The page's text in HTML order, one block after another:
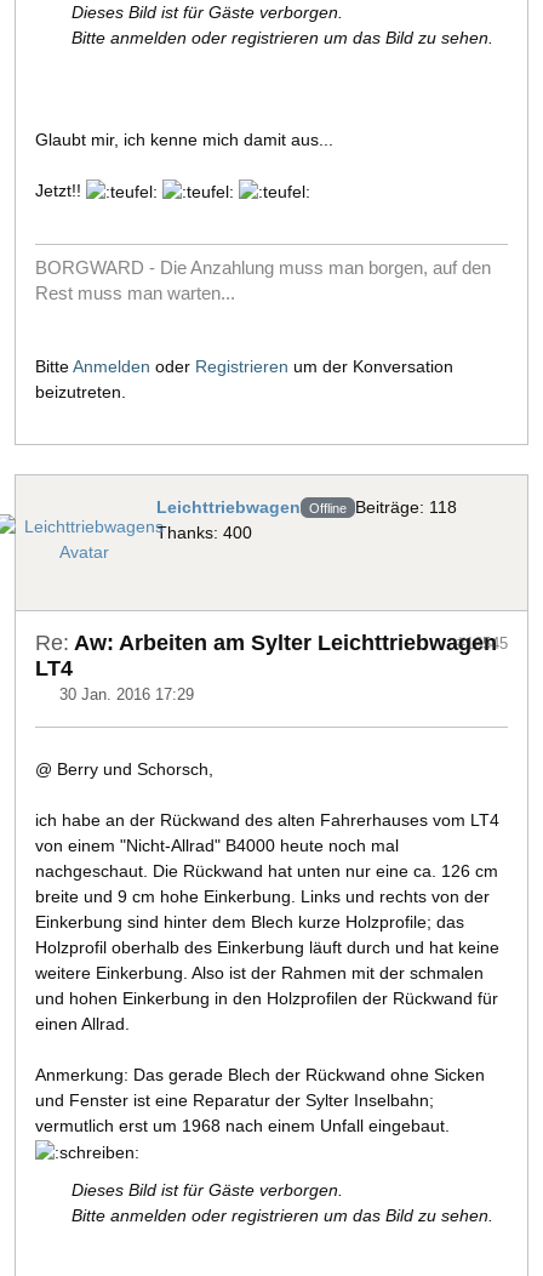
Dieses Bild ist für Gäste verborgen.
Bitte anmelden oder registrieren um das Bild zu sehen.
Glaubt mir, ich kenne mich damit aus...
Jetzt!!
BORGWARD - Die Anzahlung muss man borgen, auf den
Rest muss man warten...
BitteAnmelden oder Registrieren um der Konversation
beizutreten.
Leichttriebwagen Offline Beiträge: 118
Thanks: 400
Re: Aw: Arbeiten am Sylter Leichttriebwagen
LT4
30 Jan. 2016 17:29
#16545
@ Berry und Schorsch,
ich habe an der Rückwand des alten Fahrerhauses vom LT4
von einem "Nicht-Allrad" B4000 heute noch mal
nachgeschaut. Die Rückwand hat unten nur eine ca. 126 cm
breite und 9 cm hohe Einkerbung. Links und rechts von der
Einkerbung sind hinter dem Blech kurze Holzprofile; das
Holzprofil oberhalb des Einkerbung läuft durch und hat keine
weitere Einkerbung. Also ist der Rahmen mit der schmalen
und hohen Einkerbung in den Holzprofilen der Rückwand für
einen Allrad.
Anmerkung: Das gerade Blech der Rückwand ohne Sicken
und Fenster ist eine Reparatur der Sylter Inselbahn;
vermutlich erst um 1968 nach einem Unfall eingebaut.
Dieses Bild ist für Gäste verborgen.
Bitte anmelden oder registrieren um das Bild zu sehen.